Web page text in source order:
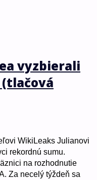
vyzbierali
WikiLeaks Julianovi
rekordnú sumu.
na rozhodnutie
Za necelý týždeň sa